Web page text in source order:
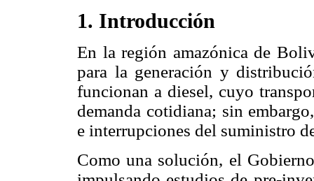
1. Introducción
En la región amazónica de
para la generación y
funcionan a diesel, cuyo
demanda cotidiana; sin
e interrupciones del suministro
Como una solución, el